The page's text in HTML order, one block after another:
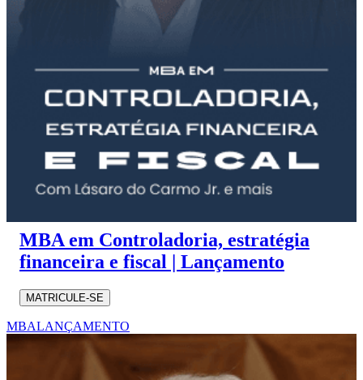
MBA em Controladoria, estratégia
financeira e fiscal | Lançamento
MATRICULE-SE
MBALANÇAMENTO